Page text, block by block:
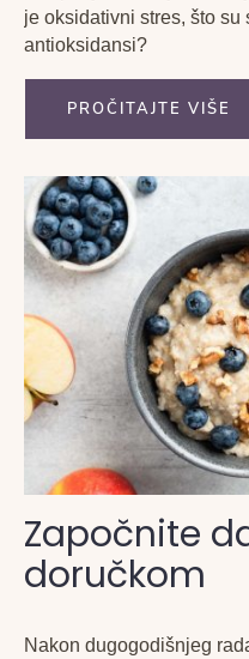
je oksidativni stres, što
antioksidansi?
PROČITAJTE VIŠE
Započnite
doručkom
Nakon dugogodišnjeg